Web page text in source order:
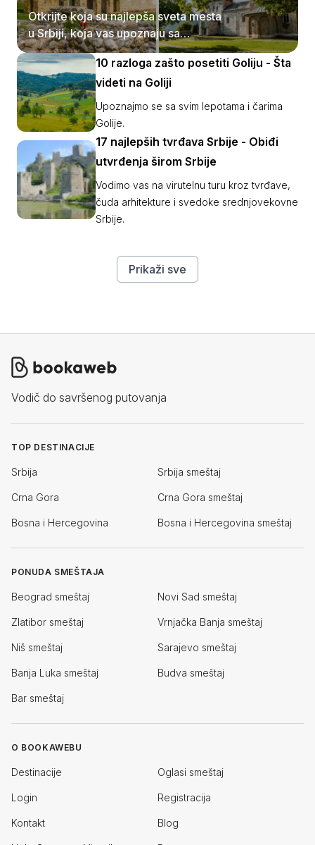
Otkrijte koja su najlepša sveta mesta
u Srbiji, koja vas upoznaju sa
istorijom i tradicijom naše zemlje.
10 razloga zašto posetiti Goliju - Šta
videti na Goliji
Upoznajmo se sa svim lepotama i čarima
Golije.
17 najlepših tvrđava Srbije - Obiđi
utvrđenja širom Srbije
Vodimo vas na virutelnu turu kroz tvrđave,
čuda arhitekture i svedoke srednjovekovne
Srbije.
Prikaži sve
Vodič do savršenog putovanja
TOP DESTINACIJE
Srbija Srbija smeštaj
Crna Gora Crna Gora smeštaj
Bosna i Hercegovina Bosna i Hercegovina smeštaj
PONUDA SMEŠTAJA
Beograd smeštaj Novi Sad smeštaj
Zlatibor smeštaj Vrnjačka Banja smeštaj
Niš smeštaj Sarajevo smeštaj
Banja Luka smeštaj Budva smeštaj
Bar smeštaj
O BOOKAWEBU
Destinacije Oglasi smeštaj
Login Registracija
Kontakt Blog